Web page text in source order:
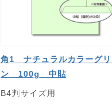
角1 ナチュラルカラーグ
ン 100g 中貼
B4判サイズ用